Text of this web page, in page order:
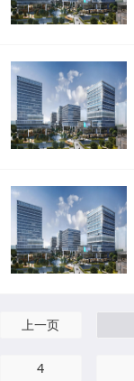
上一页
4